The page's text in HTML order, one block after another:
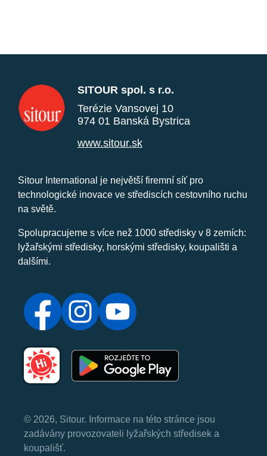
SITOUR spol. s r.o.
Terézie Vansovej 10
974 01 Banská Bystrica
www.sitour.sk
Sitour International je největší firemní síť pro
technologické inovace ve střediscích cestovního ruchu
na světě.
Spolupracujeme s více než 1000 středisky v 8 zemích:
lyžařskými středisky, horskými středisky, koupališti a
dalšími.
© 2026, Sitour. Informace na této stránce jsou
zadávány provozovateli lyžařských středisek a
koupališť.